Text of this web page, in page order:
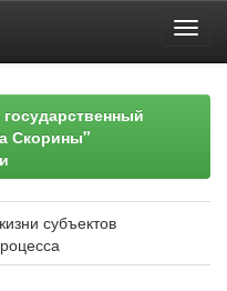
Скорины"
субъектов